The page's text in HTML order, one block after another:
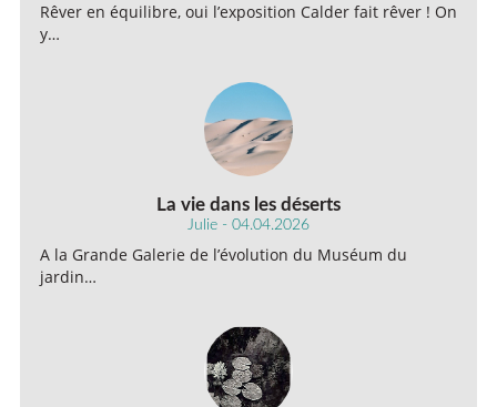
Rêver en équilibre, oui l’exposition Calder fait rêver ! On
y…
La vie dans les déserts
Julie - 04.04.2026
A la Grande Galerie de l’évolution du Muséum du
jardin…